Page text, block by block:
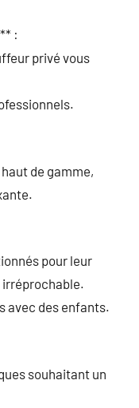
:
privé vous
de gamme,
pour leur
avec des enfants.
souhaitant un